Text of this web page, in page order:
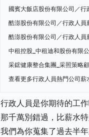
國賓大飯店股份有限公司／行
酷澎股份有限公司／行政人員
酷澎股份有限公司／行政人員
中租控股_中租迪和股份有限
采鋐健康整合集團_采照策略
查看更多行政人員熱門公司薪
行政人員是你期待的工作
那千萬別錯過，比薪水
我們為你蒐集了過去半